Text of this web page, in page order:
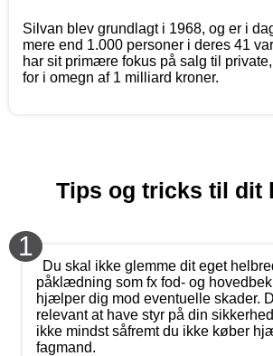
Silvan blev grundlagt i 1968, og er i
mere end 1.000 personer i deres 41
har sit primære fokus på salg til
for i omegn af 1 milliard kroner.
Tips og tricks til dit
1
Du skal ikke glemme dit eget
påklædning som fx fod- og
hjælper dig mod eventuelle skader.
relevant at have styr på din
ikke mindst såfremt du ikke køber
fagmand.